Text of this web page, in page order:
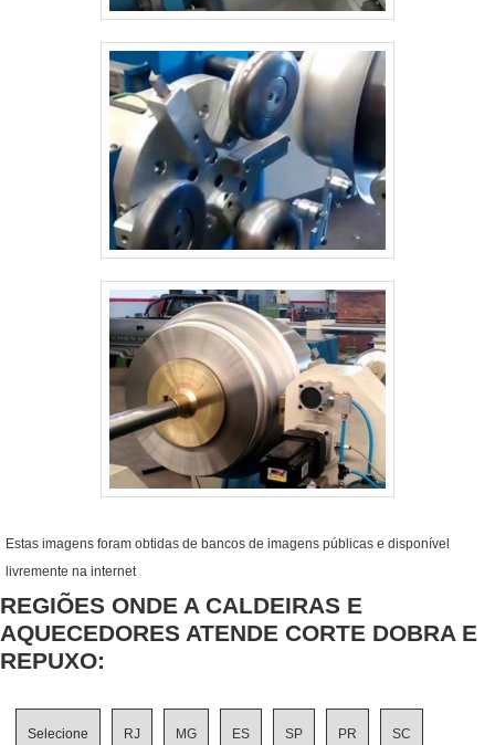
Estas imagens foram obtidas de bancos de imagens públicas e disponível
livremente na internet
REGIÕES ONDE A CALDEIRAS E
AQUECEDORES ATENDE CORTE DOBRA E
REPUXO:
Selecione RJ MG ES SP PR SC